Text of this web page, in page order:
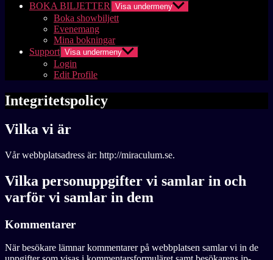
BOKA BILJETTER
Visa undermeny
Boka showbiljett
Evenemang
Mina bokningar
Support Visa undermeny
Login
Edit Profile
Integritetspolicy
Vilka vi är
Vår webbplatsadress är: http://miraculum.se.
Vilka personuppgifter vi samlar in och
varför vi samlar in dem
Kommentarer
När besökare lämnar kommentarer på webbplatsen samlar vi in de